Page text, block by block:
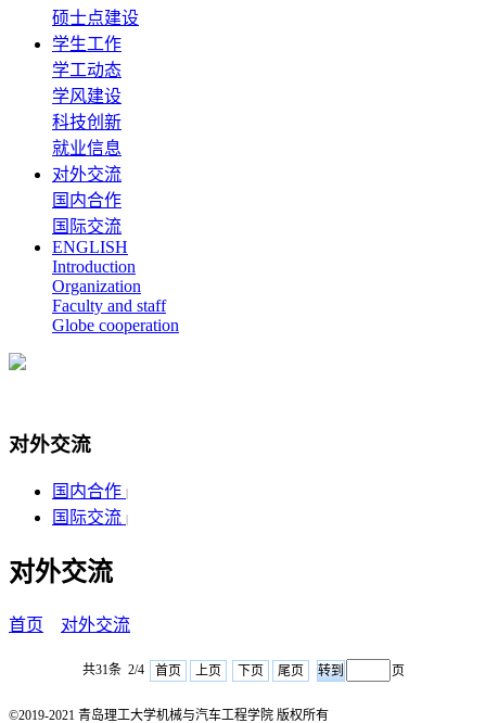
硕士点建设
学生工作
学工动态
学风建设
科技创新
就业信息
对外交流
国内合作
国际交流
ENGLISH
Introduction
Organization
Faculty and staff
Globe cooperation
对外交流
国内合作 |
国际交流 |
对外交流
首页 对外交流
共31条 2/4 首页 上页 下页 尾页 页
©2019-2021 青岛理工大学机械与汽车工程学院 版权所有